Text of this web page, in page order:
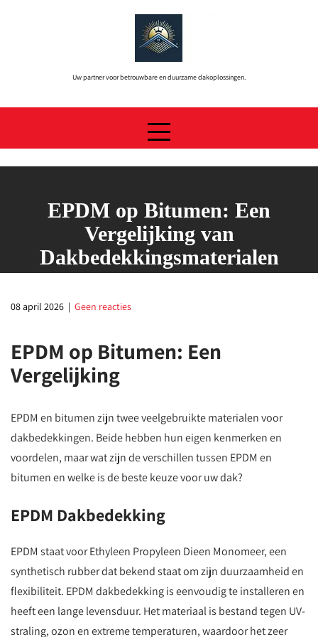
Uw partner voor betrouwbare en duurzame dakoplossingen.
EPDM op Bitumen: Een
Vergelijking van
Dakbedekkingsmaterialen
08 april 2026 | Geen reacties
EPDM op Bitumen: Een
Vergelijking
EPDM en bitumen zijn twee veelgebruikte materialen voor
dakbedekkingen. Beide hebben hun eigen kenmerken en
voordelen, maar wat zijn de verschillen tussen EPDM en
bitumen en welke is de beste keuze voor uw dak?
EPDM Dakbedekking
EPDM staat voor Ethyleen Propyleen Dieen Monomeer, een
synthetisch rubber dat bekend staat om zijn duurzaamheid en
flexibiliteit. EPDM dakbedekking is eenvoudig te installeren en
heeft een lange levensduur. Het materiaal is bestand tegen UV-
straling, ozon en extreme temperaturen, waardoor het zeer